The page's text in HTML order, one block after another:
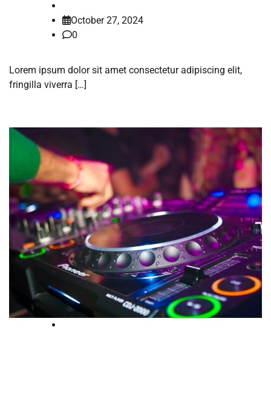
October 27, 2024
0
Lorem ipsum dolor sit amet consectetur adipiscing elit,
fringilla viverra […]